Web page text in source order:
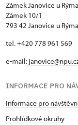
Zámek Janovice u
Zámek 10/1
793 42 Janovice u
tel. +420 778 961 569
e-mail:
INFORMACE PRO
Informace pro
Prohlídkové okruhy